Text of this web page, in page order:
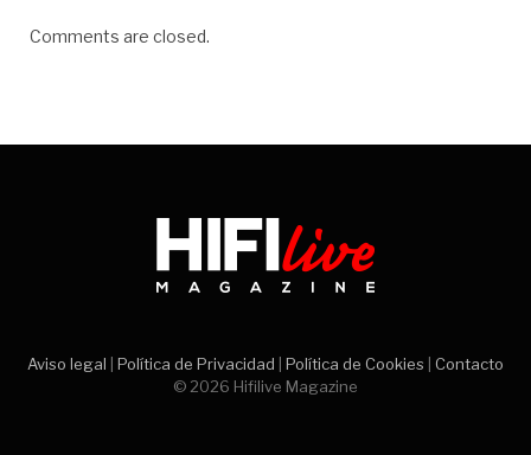
Comments are closed.
Aviso legal Política de Privacidad Política de Cookies
Contacto
© 2026 Hifilive Magazine